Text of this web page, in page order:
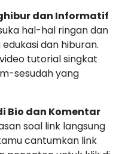
dan Informatif
hal-hal ringan dan
dan hiburan.
tutorial singkat
sesudah yang
Bio dan Komentar
soal link langsung
cantumkan link